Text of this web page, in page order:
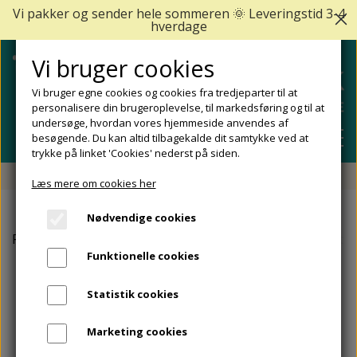
SHOP
FODCREMER
NEGLESVAMP
REDSKABER TIL FODPLEJE OG NEGLEPLEJE
FODFILE OG FODHØVLE
SÅLER, FODINDLÆG OG AFLASTNINGER
FODPROBLEMER
APOFYSITIS CALCANEI/SEVERS SYNDROM
REJSESTØRRELSER
MÆRKER
Fri fragt fra 499 DKK - Levering 1-2 hverdage
Forside
Vi bruger cookies
Vi bruger egne cookies og cookies fra tredjeparter til at
personalisere din brugeroplevelse, til markedsføring og til at
undersøge, hvordan vores hjemmeside anvendes af
besøgende. Du kan altid tilbagekalde dit samtykke ved at
trykke på linket 'Cookies' nederst på siden.
Læs mere om cookies her
Nødvendige cookies
Funktionelle cookies
Statistik cookies
Marketing cookies
Vi pakker og sender hele sommeren 🌞 Leveringstid 3-4
hverdage